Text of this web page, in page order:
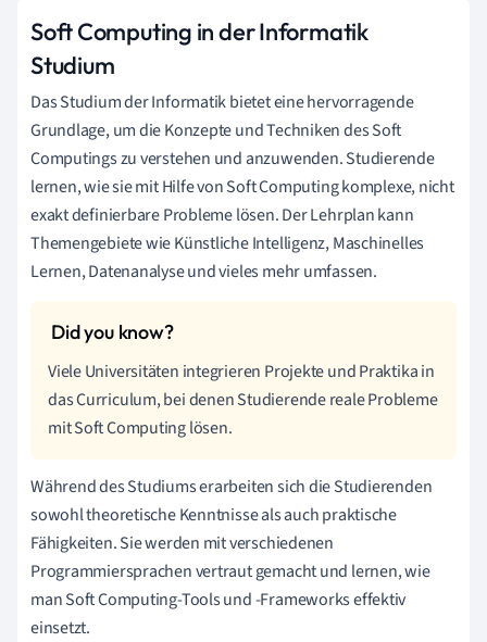
Soft Computing in der Informatik
Studium
Das Studium der Informatik bietet eine hervorragende
Grundlage, um die Konzepte und Techniken des Soft
Computings zu verstehen und anzuwenden. Studierende
lernen, wie sie mit Hilfe von Soft Computing komplexe, nicht
exakt definierbare Probleme lösen. Der Lehrplan kann
Themengebiete wie Künstliche Intelligenz, Maschinelles
Lernen, Datenanalyse und vieles mehr umfassen.
Viele Universitäten integrieren Projekte und Praktika in
das Curriculum, bei denen Studierende reale Probleme
mit Soft Computing lösen.
Während des Studiums erarbeiten sich die Studierenden
sowohl theoretische Kenntnisse als auch praktische
Fähigkeiten. Sie werden mit verschiedenen
Programmiersprachen vertraut gemacht und lernen, wie
man Soft Computing-Tools und -Frameworks effektiv
einsetzt.